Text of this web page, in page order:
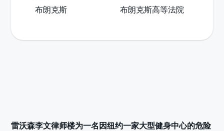
布朗克斯
布朗克斯高等法院
雷沃森李文律师楼为一名因纽约一家大型健身中心的危险